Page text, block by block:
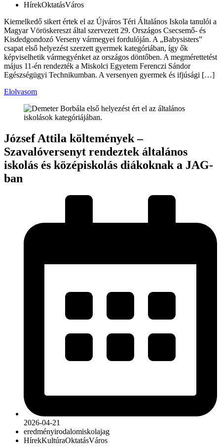
HírekOktatásVáros
Kiemelkedő sikert értek el az Újváros Téri Általános Iskola tanulói a
Magyar Vöröskereszt által szervezett 29. Országos Csecsemő- és
Kisdedgondozó Verseny vármegyei fordulóján. A „Babysisters”
csapat első helyezést szerzett gyermek kategóriában, így ők
képviselhetik vármegyénket az országos döntőben. A megmérettetést
május 11-én rendezték a Miskolci Egyetem Ferenczi Sándor
Egészségügyi Technikumban. A versenyen gyermek és ifjúsági […]
Elolvasom
József Attila költemények –
Szavalóversenyt rendeztek általános
iskolás és középiskolás diákoknak a JAG-
ban
2026-04-21
eredményirodalomiskolajag
HírekKultúraOktatásVáros